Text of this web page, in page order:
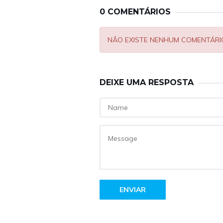
0 COMENTÁRIOS
NÃO EXISTE NENHUM
DEIXE UMA RESPOSTA
ENVIAR